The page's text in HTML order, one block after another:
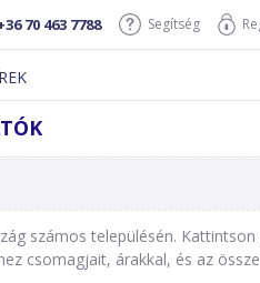
70 463 7788 Segítség
számos településén. Kattintson
csomagjait, árakkal, és az